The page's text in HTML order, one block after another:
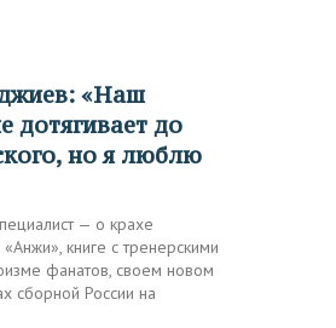
дотягивает до
но я люблю
— о крахе
книге с тренерскими
фанатов, своем новом
сборной России на